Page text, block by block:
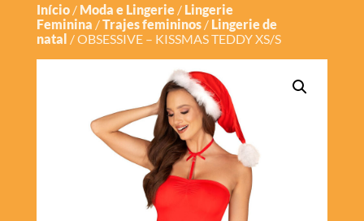
Início/ Moda e Lingerie/ Lingerie
Feminina /Trajes femininos/ Lingerie de
natal / OBSESSIVE – KISSMAS TEDDY XS/S